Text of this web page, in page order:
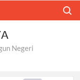
Negeri